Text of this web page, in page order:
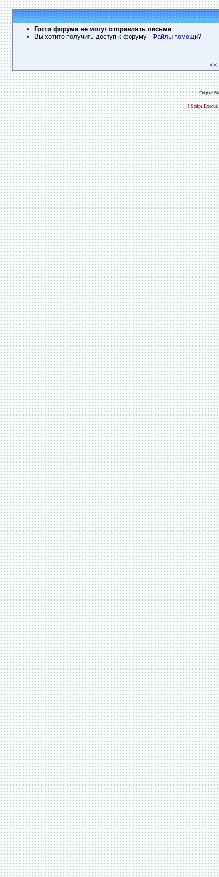
Гости форума не могут отправлять письма
Вы хотите получить доступ к форуму - Файлы помощи?
<<
Original
[ Script